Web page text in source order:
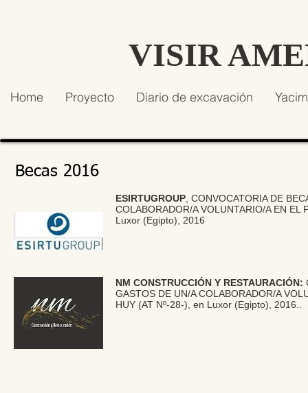
VISIR
Home Proyecto Diario de excavación
Becas 2016
ESIRTUGROUP , CONVOCATORIA DE
COLABORADOR/A VOLUNTARIO/A EN EL
Luxor (Egipto), 2016
NM CONSTRUCCIÓN Y RESTAURACIÓN:
GASTOS DE UN/A COLABORADOR/A
HUY (AT Nº-28-), en Luxor (Egipto), 2016..